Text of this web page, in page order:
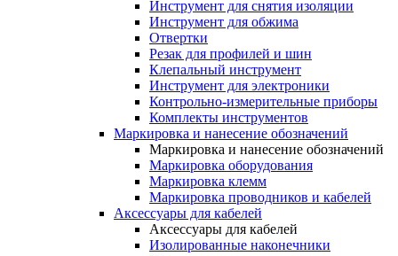
Инструмент для снятия изоляции
Инструмент для обжима
Отвертки
Резак для профилей и шин
Клепальный инструмент
Инструмент для электроники
Контрольно-измерительные приборы
Комплекты инструментов
Маркировка и нанесение обозначений
Маркировка и нанесение обозначений
Маркировка оборудования
Маркировка клемм
Маркировка проводников и кабелей
Аксессуары для кабелей
Аксессуары для кабелей
Изолированные наконечники